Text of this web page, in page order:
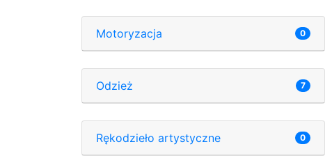
Motoryzacja 0
Odzież 7
Rękodzieło artystyczne 0